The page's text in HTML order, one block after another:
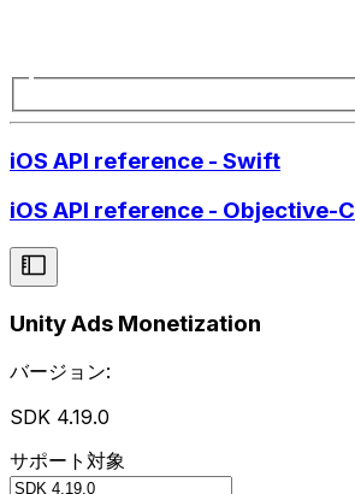
iOS API reference - Swift
iOS API reference - Objective-C
Unity Ads Monetization
バージョン:
SDK 4.19.0
サポート対象